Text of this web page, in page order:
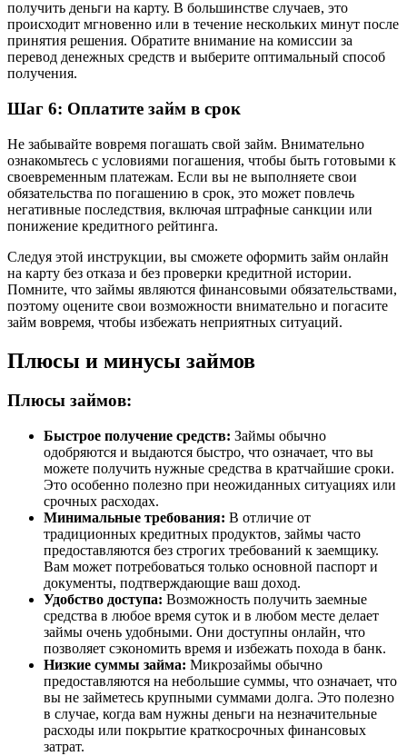
получить деньги на карту. В большинстве случаев, это
происходит мгновенно или в течение нескольких минут после
принятия решения. Обратите внимание на комиссии за
перевод денежных средств и выберите оптимальный способ
получения.
Шаг 6: Оплатите займ в срок
Не забывайте вовремя погашать свой займ. Внимательно
ознакомьтесь с условиями погашения, чтобы быть готовыми к
своевременным платежам. Если вы не выполняете свои
обязательства по погашению в срок, это может повлечь
негативные последствия, включая штрафные санкции или
понижение кредитного рейтинга.
Следуя этой инструкции, вы сможете оформить займ онлайн
на карту без отказа и без проверки кредитной истории.
Помните, что займы являются финансовыми обязательствами,
поэтому оцените свои возможности внимательно и погасите
займ вовремя, чтобы избежать неприятных ситуаций.
Плюсы и минусы займов
Плюсы займов:
Быстрое получение средств: Займы обычно
одобряются и выдаются быстро, что означает, что вы
можете получить нужные средства в кратчайшие сроки.
Это особенно полезно при неожиданных ситуациях или
срочных расходах.
Минимальные требования: В отличие от
традиционных кредитных продуктов, займы часто
предоставляются без строгих требований к заемщику.
Вам может потребоваться только основной паспорт и
документы, подтверждающие ваш доход.
Удобство доступа: Возможность получить заемные
средства в любое время суток и в любом месте делает
займы очень удобными. Они доступны онлайн, что
позволяет сэкономить время и избежать похода в банк.
Низкие суммы займа: Микрозаймы обычно
предоставляются на небольшие суммы, что означает, что
вы не займетесь крупными суммами долга. Это полезно
в случае, когда вам нужны деньги на незначительные
расходы или покрытие краткосрочных финансовых
затрат.